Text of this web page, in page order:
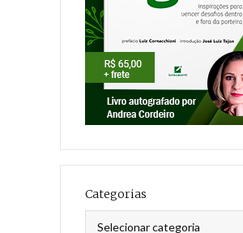
Categorias